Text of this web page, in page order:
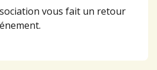
vous fait un retour